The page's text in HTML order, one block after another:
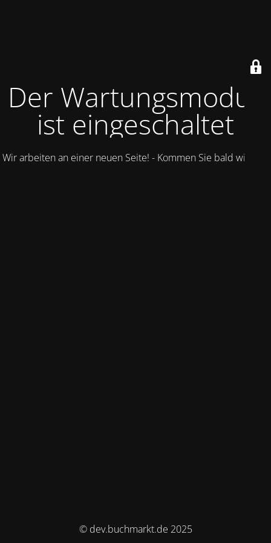
Der Wartungsmodus
ist eingeschaltet
Wir arbeiten an einer neuen Seite! - Kommen Sie bald wieder.
© dev.buchmarkt.de 2025